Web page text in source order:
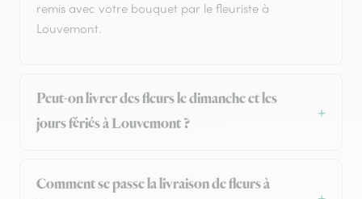
remis avec votre bouquet par le fleuriste à
Louvemont.
Peut-on livrer des fleurs le dimanche et les
jours fériés à Louvemont ?
Comment se passe la livraison de fleurs à